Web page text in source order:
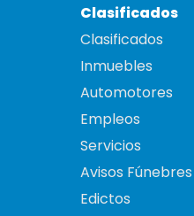
Clasificados
Clasificados
Inmuebles
Automotores
Empleos
Servicios
Avisos
Edictos